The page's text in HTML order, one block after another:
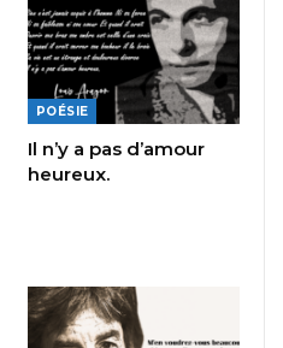
POÉSIE
Il n’y a pas d’amour
heureux.